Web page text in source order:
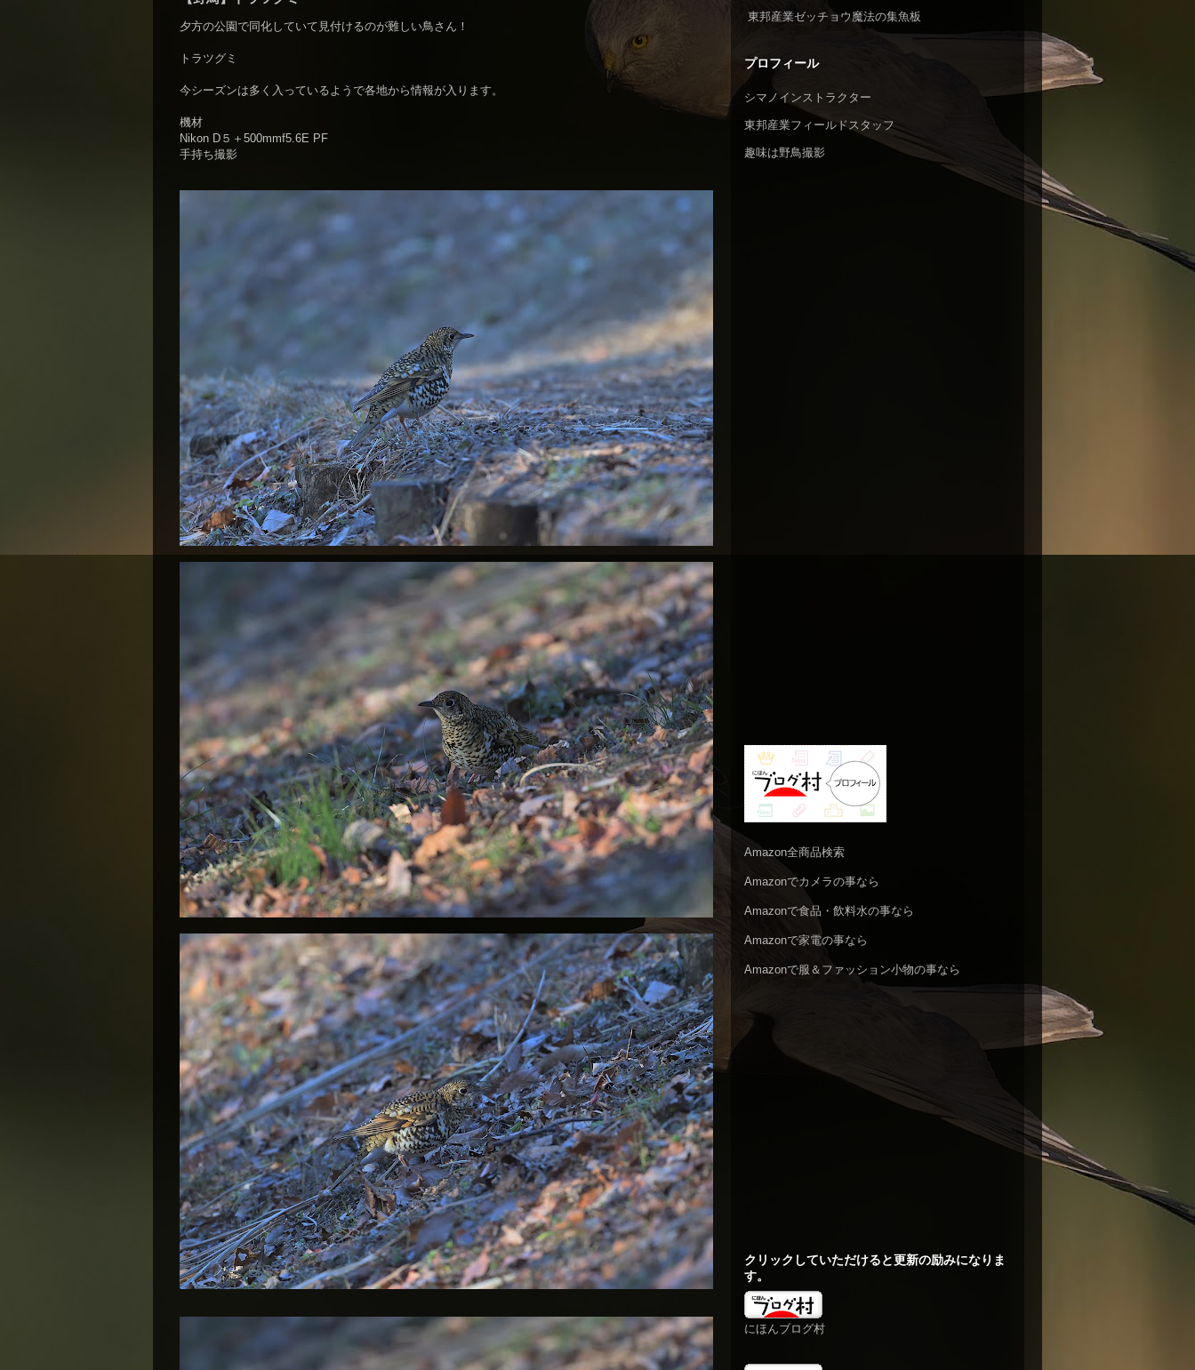
夕方の公園で同化していて見付けるのが難しい鳥さん！
トラツグミ
今シーズンは多く入っているようで各地から情報が入ります。
機材
Nikon D５＋500mmf5.6E PF
手持ち撮影
東邦産業ゼッチョウ魔法の集魚板
プロフィール
シマノインストラクター
東邦産業フィールドスタッフ
趣味は野鳥撮影
Amazon全商品検索
Amazonでカメラの事なら
Amazonで食品・飲料水の事なら
Amazonで家電の事なら
Amazonで服＆ファッション小物の事なら
クリックしていただけると更新の励みになりま
す。
にほんブログ村